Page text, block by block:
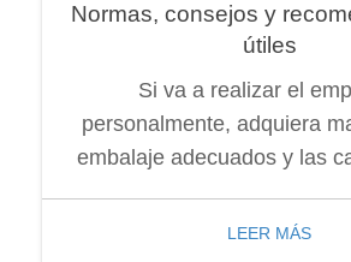
Normas, consejos y
útiles
Si va a realizar el
personalmente, adquiera
embalaje adecuados y las
LEER MÁS